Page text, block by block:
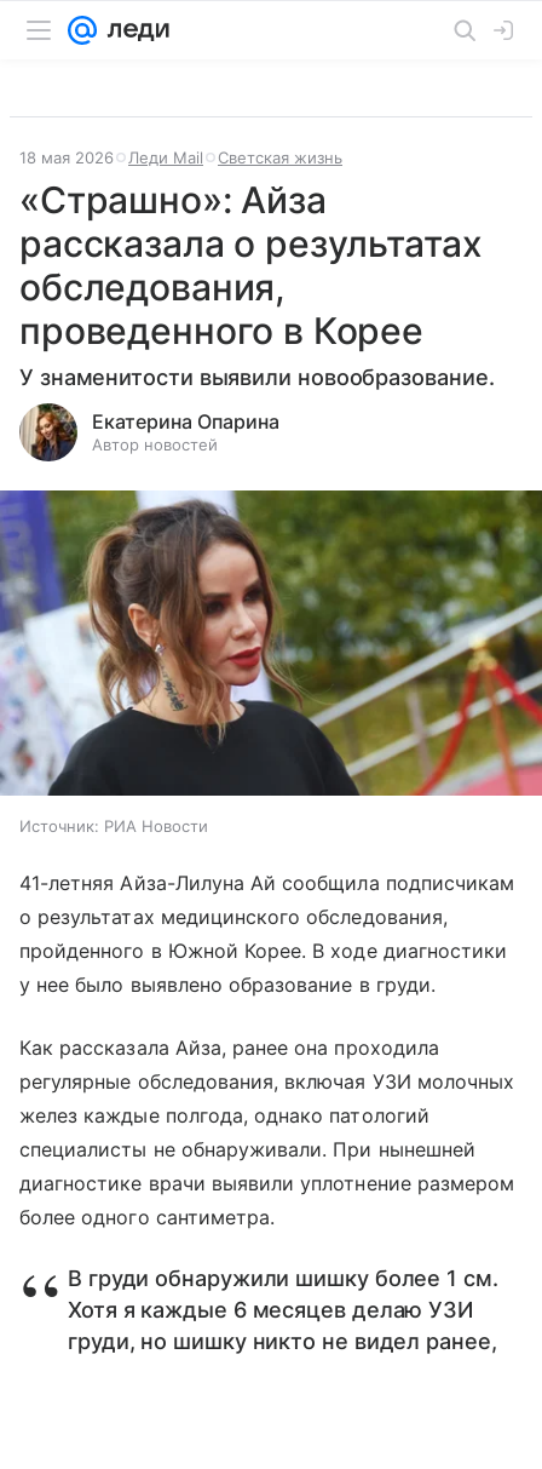
18 мая 2026 Леди Mail Светская жизнь
«Страшно»: Айза
рассказала о результатах
обследования,
проведенного в Корее
У знаменитости выявили новообразование.
Екатерина Опарина
Автор новостей
Источник: РИА Новости
41-летняя Айза-Лилуна Ай сообщила подписчикам
о результатах медицинского обследования,
пройденного в Южной Корее. В ходе диагностики
у нее было выявлено образование в груди.
Как рассказала Айза, ранее она проходила
регулярные обследования, включая УЗИ молочных
желез каждые полгода, однако патологий
специалисты не обнаруживали. При нынешней
диагностике врачи выявили уплотнение размером
более одного сантиметра.
В груди обнаружили шишку более 1 см.
Хотя я каждые 6 месяцев делаю УЗИ
груди, но шишку никто не видел ранее,